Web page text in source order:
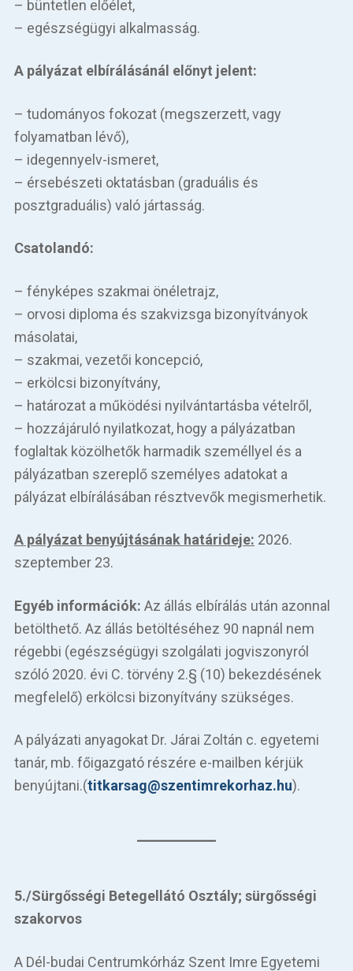
– büntetlen előélet,
– egészségügyi alkalmasság.
A pályázat elbírálásánál előnyt jelent:
– tudományos fokozat (megszerzett, vagy
folyamatban lévő),
– idegennyelv-ismeret,
– érsebészeti oktatásban (graduális és
posztgraduális) való jártasság.
Csatolandó:
– fényképes szakmai önéletrajz,
– orvosi diploma és szakvizsga bizonyítványok
másolatai,
– szakmai, vezetői koncepció,
– erkölcsi bizonyítvány,
– határozat a működési nyilvántartásba vételről,
– hozzájáruló nyilatkozat, hogy a pályázatban
foglaltak közölhetők harmadik személlyel és a
pályázatban szereplő személyes adatokat a
pályázat elbírálásában résztvevők megismerhetik.
A pályázat benyújtásának határideje: 2026.
szeptember 23.
Egyéb információk: Az állás elbírálás után azonnal
betölthető. Az állás betöltéséhez 90 napnál nem
régebbi (egészségügyi szolgálati jogviszonyról
szóló 2020. évi C. törvény 2.§ (10) bekezdésének
megfelelő) erkölcsi bizonyítvány szükséges.
A pályázati anyagokat Dr. Járai Zoltán c. egyetemi
tanár, mb. főigazgató részére e-mailben kérjük
benyújtani.(titkarsag@szentimrekorhaz.hu).
5./Sürgősségi Betegellátó Osztály; sürgősségi
szakorvos
A Dél-budai Centrumkórház Szent Imre Egyetemi